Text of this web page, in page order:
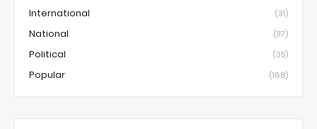
International (31)
National (117)
Political (35)
Popular (168)